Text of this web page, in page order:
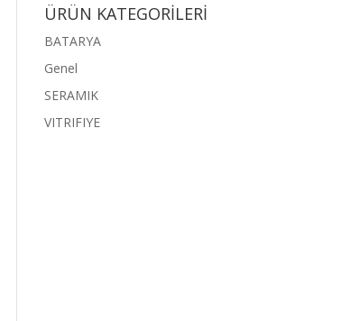
ÜRÜN KATEGORİLERİ
BATARYA
Genel
SERAMIK
VITRIFIYE